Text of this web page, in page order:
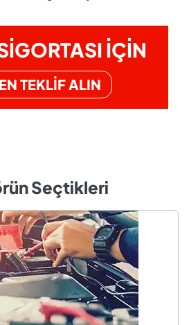
İÇİN
TEKLİF ALIN
Seçtikleri